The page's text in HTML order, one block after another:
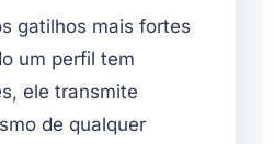
gatilhos mais fortes
um perfil tem
ele transmite
de qualquer